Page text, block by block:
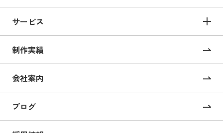
サービス
サービス TOP
サイト構築
コーポレートサイト制作
採用サイト制作
CMS構築・導入
制作実績
会社案内
ブログ